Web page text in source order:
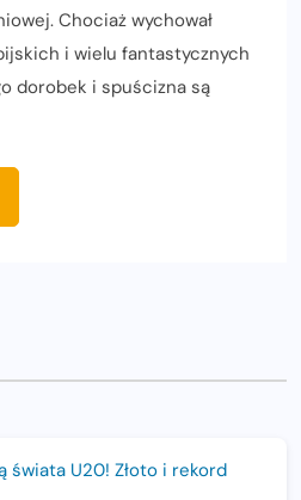
Chociaż wychował
i wielu fantastycznych
dorobek i spuścizna są
świata U20! Złoto i rekord